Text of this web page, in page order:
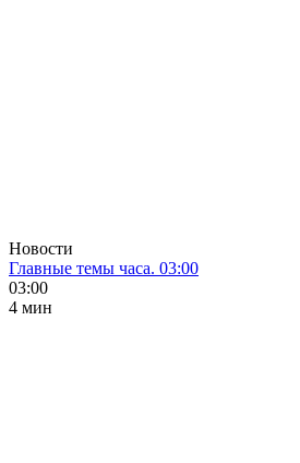
Новости
Главные темы часа. 03:00
03:00
4 мин